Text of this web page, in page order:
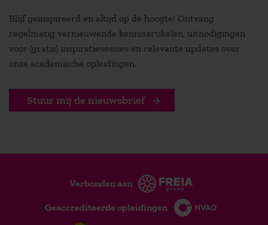
Blijf geïnspireerd en altijd op de hoogte! Ontvang
regelmatig vernieuwende kennisartikelen, uitnodigingen
voor (gratis) inspiratiesessies en relevante updates over
onze academische opleidingen.
Stuur mij de nieuwsbrief
Verbonden aan
Geaccrediteerde opleidingen